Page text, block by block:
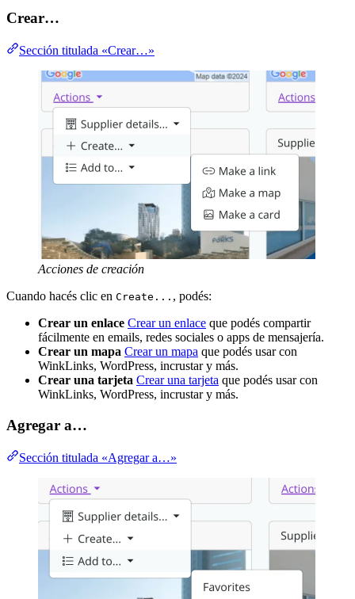
Crear…
Sección titulada «Crear…»
Acciones de creación
Cuando hacés clic en Create... , podés:
Crear un enlace Crear un enlace que podés compartir
fácilmente en emails, redes sociales o apps de mensajería.
Crear un mapa Crear un mapa que podés usar con
WinkLinks, WordPress, incrustar y más.
Crear una tarjeta Crear una tarjeta que podés usar con
WinkLinks, WordPress, incrustar y más.
Agregar a…
Sección titulada «Agregar a…»